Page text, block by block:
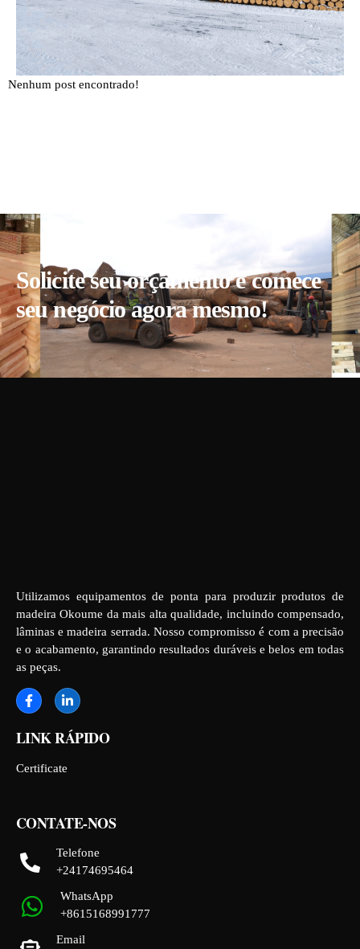
Nenhum post encontrado!
Solicite seu orçamento e comece
seu negócio agora mesmo!
Utilizamos equipamentos de ponta para produzir produtos de
madeira Okoume da mais alta qualidade, incluindo compensado,
lâminas e madeira serrada. Nosso compromisso é com a precisão
e o acabamento, garantindo resultados duráveis e belos em todas
as peças.
LINK RÁPIDO
Certificate
CONTATE-NOS
Telefone
+24174695464
WhatsApp
+8615168991777
Email